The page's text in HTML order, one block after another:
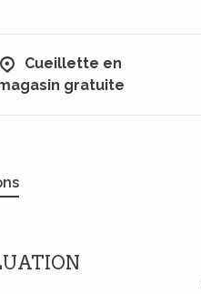
Cueillette en
gratuite